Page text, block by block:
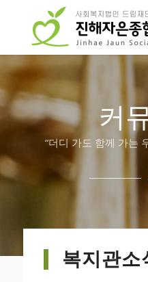
커
“더디 가도 함께 가는
복지관소